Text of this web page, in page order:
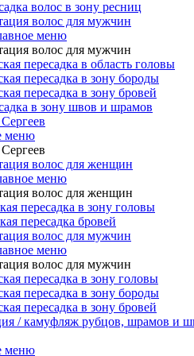
волос в зону ресниц
волос для мужчин
меню
волос для мужчин
пересадка в область головы
пересадка в зону бороды
пересадка в зону бровей
в зону швов и шрамов
меню
волос для женщин
меню
волос для женщин
пересадка в зону головы
пересадка бровей
волос для мужчин
меню
волос для мужчин
пересадка в зону головы
пересадка в зону бороды
пересадка в зону бровей
/ камуфляж рубцов, шрамов и
меню